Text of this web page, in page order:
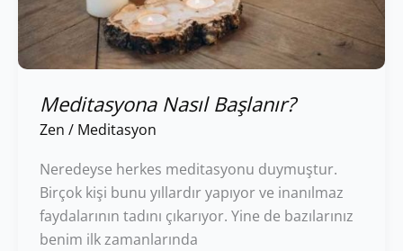
Meditasyona Nasıl Başlanır?
Zen / Meditasyon
Neredeyse herkes meditasyonu duymuştur.
Birçok kişi bunu yıllardır yapıyor ve inanılmaz
faydalarının tadını çıkarıyor. Yine de bazılarınız
benim ilk zamanlarında